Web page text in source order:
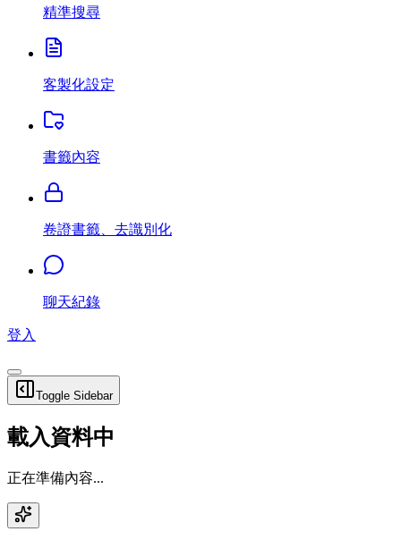
精準搜尋
客製化設定
書籤內容
卷證書籤、去識別化
聊天紀錄
登入
Toggle Sidebar
載入資料中
正在準備內容...